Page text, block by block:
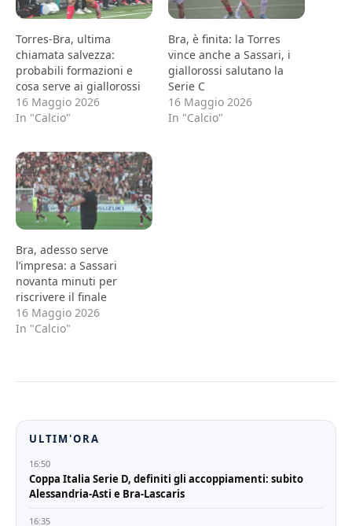
Torres-Bra, ultima
chiamata salvezza:
probabili formazioni e
cosa serve ai giallorossi
16 Maggio 2026
In "Calcio"
Bra, è finita: la Torres
vince anche a Sassari, i
giallorossi salutano la
Serie C
16 Maggio 2026
In "Calcio"
Bra, adesso serve
l’impresa: a Sassari
novanta minuti per
riscrivere il finale
16 Maggio 2026
In "Calcio"
ULTIM'ORA
16:50
Coppa Italia Serie D, definiti gli accoppiamenti: subito
Alessandria-Asti e Bra-Lascaris
16:35